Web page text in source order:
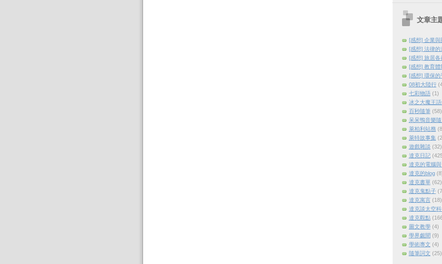
文章主
[感想] 企業與
[感想] 法律的
[感想] 旅居各
[感想] 教育體
[感想] 環保的
08初大陸行
七彩物語 (1)
冰之大魔王
百秒隨筆 (58)
呆呆鴨音樂隨
萊柏利站務
萊特故事集
遊戲雜談 (32)
達克日記
達克的電腦
達克的blog
達克書單 (62)
達克鬼點子
達克寓言 (18)
達克談太空
達克觀點
圖文教學 (4)
學界覷聞 (9)
學術專文 (4)
隨筆詞文 (25)